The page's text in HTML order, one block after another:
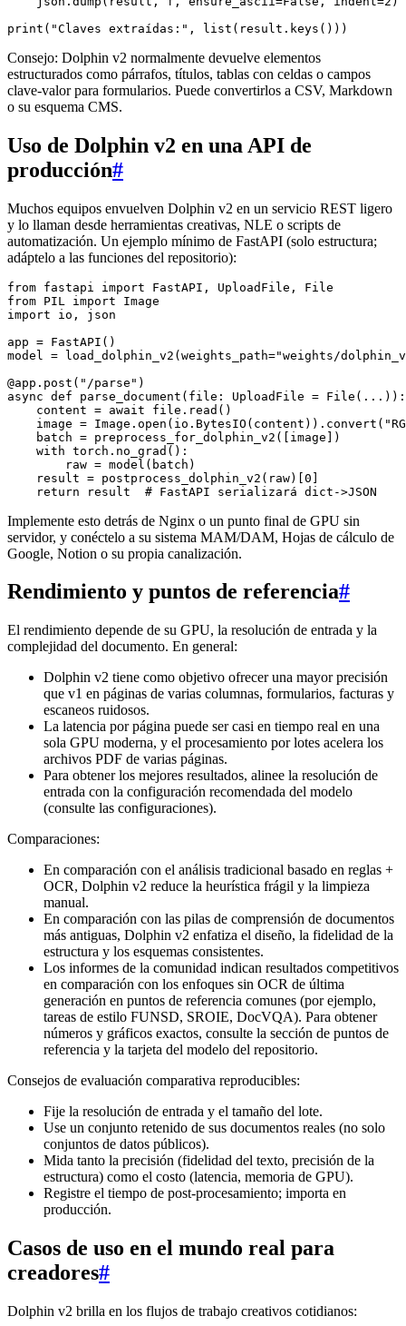
Consejo: Dolphin v2 normalmente devuelve elementos
estructurados como párrafos, títulos, tablas con celdas o campos
clave-valor para formularios. Puede convertirlos a CSV, Markdown
o su esquema CMS.
Uso de Dolphin v2 en una API de
producción#
Muchos equipos envuelven Dolphin v2 en un servicio REST ligero
y lo llaman desde herramientas creativas, NLE o scripts de
automatización. Un ejemplo mínimo de FastAPI (solo estructura;
adáptelo a las funciones del repositorio):
from fastapi import FastAPI, UploadFile, File
from PIL import Image
import io, json
app = FastAPI()
model = load_dolphin_v2(weights_path="weights/
@app.post("/parse")
async def parse_document(file: UploadFile = File(...)):
    content = await file.read()
image =
    batch = preprocess_for_dolphin_v2([image])
    with torch.no_grad():
        raw = model(batch)
    result = postprocess_dolphin_v2(raw)[0]
Implemente esto detrás de Nginx o un punto final de GPU sin
servidor, y conéctelo a su sistema MAM/DAM, Hojas de cálculo de
Google, Notion o su propia canalización.
Rendimiento y puntos de referencia#
El rendimiento depende de su GPU, la resolución de entrada y la
complejidad del documento. En general:
Dolphin v2 tiene como objetivo ofrecer una mayor precisión
que v1 en páginas de varias columnas, formularios, facturas y
escaneos ruidosos.
La latencia por página puede ser casi en tiempo real en una
sola GPU moderna, y el procesamiento por lotes acelera los
archivos PDF de varias páginas.
Para obtener los mejores resultados, alinee la resolución de
entrada con la configuración recomendada del modelo
(consulte las configuraciones).
Comparaciones:
En comparación con el análisis tradicional basado en reglas +
OCR, Dolphin v2 reduce la heurística frágil y la limpieza
manual.
En comparación con las pilas de comprensión de documentos
más antiguas, Dolphin v2 enfatiza el diseño, la fidelidad de la
estructura y los esquemas consistentes.
Los informes de la comunidad indican resultados competitivos
en comparación con los enfoques sin OCR de última
generación en puntos de referencia comunes (por ejemplo,
tareas de estilo FUNSD, SROIE, DocVQA). Para obtener
números y gráficos exactos, consulte la sección de puntos de
referencia y la tarjeta del modelo del repositorio.
Consejos de evaluación comparativa reproducibles:
Fije la resolución de entrada y el tamaño del lote.
Use un conjunto retenido de sus documentos reales (no solo
conjuntos de datos públicos).
Mida tanto la precisión (fidelidad del texto, precisión de la
estructura) como el costo (latencia, memoria de GPU).
Registre el tiempo de post-procesamiento; importa en
producción.
Casos de uso en el mundo real para
creadores#
Dolphin v2 brilla en los flujos de trabajo creativos cotidianos: